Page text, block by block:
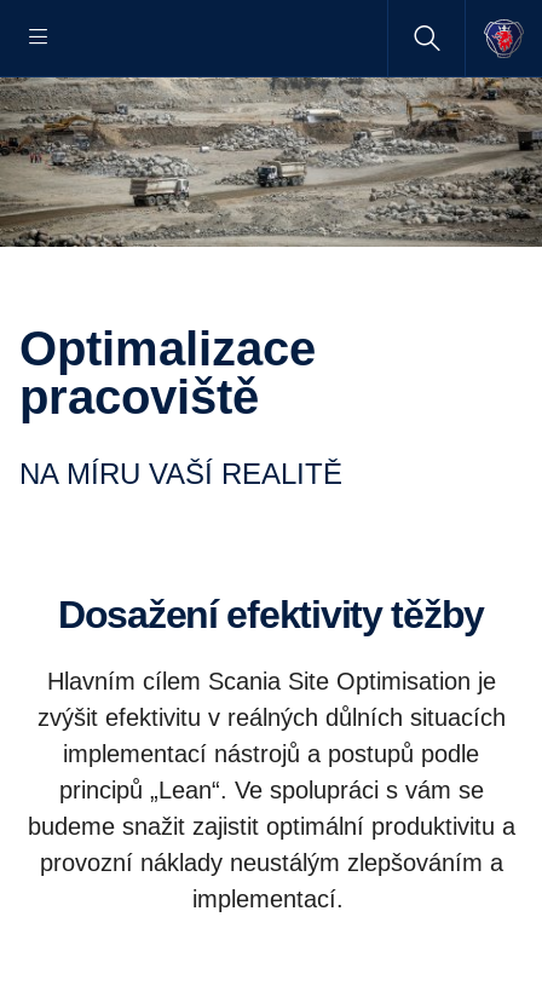
Optimalizace
pracoviště
NA MÍRU VAŠÍ REALITĚ
Dosažení efektivity těžby
Hlavním cílem Scania Site Optimisation je
zvýšit efektivitu v reálných důlních situacích
implementací nástrojů a postupů podle
principů „Lean“. Ve spolupráci s vám se
budeme snažit zajistit optimální produktivitu a
provozní náklady neustálým zlepšováním a
implementací.